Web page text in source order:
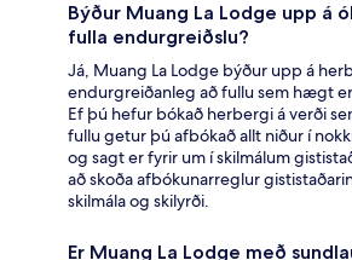
Býður Muang La Lodge upp á
fulla endurgreiðslu?
Já, Muang La Lodge býður upp á
endurgreiðanleg að fullu sem hægt
Ef þú hefur bókað herbergi á verði
fullu getur þú afbókað allt niður í
og sagt er fyrir um í skilmálum
að skoða afbókunarreglur
skilmála og skilyrði.
Er Muang La Lodge með